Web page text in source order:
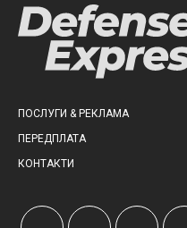
ПОСЛУГИ & РЕКЛАМА
ПЕРЕДПЛАТА
КОНТАКТИ